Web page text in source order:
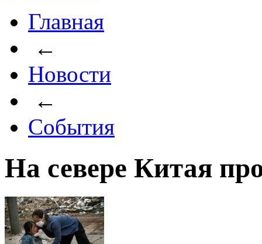
Главная
←
Новости
←
События
На севере Китая